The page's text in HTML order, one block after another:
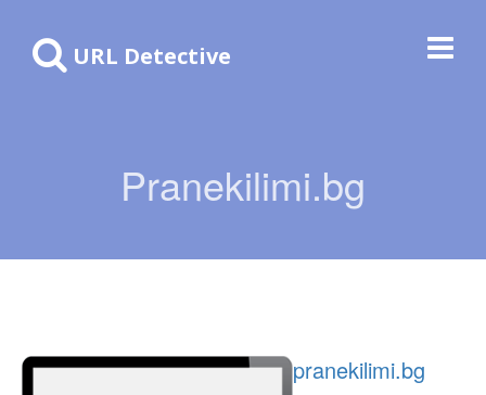
URL Detective
Pranekilimi.bg
pranekilimi.bg